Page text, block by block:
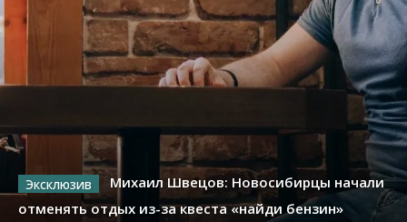
Михаил Швецов: Новосибирцы начали
отменять отдых из-за квеста «найди бензин»